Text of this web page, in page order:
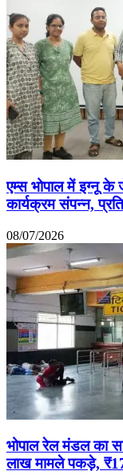
एम्स भोपाल में इग्नू के
कार्यक्रम संपन्न,
08/07/2026
भोपाल रेल मंडल का
लाख मामले पकड़े,